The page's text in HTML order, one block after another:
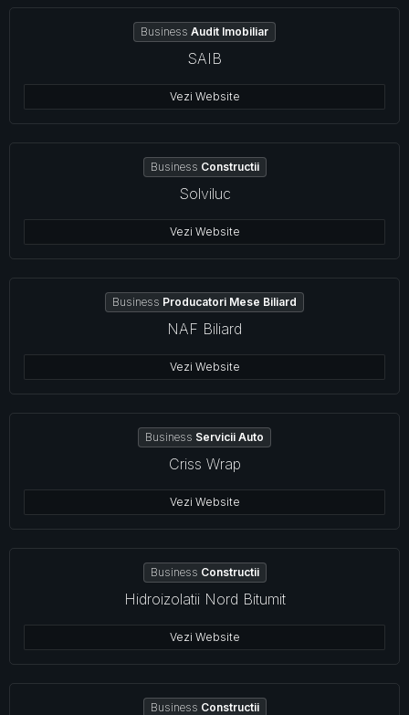
Business Audit Imobiliar
SAIB
Vezi Website
Business Constructii
Solviluc
Vezi Website
Business Producatori Mese Biliard
NAF Biliard
Vezi Website
Business Servicii Auto
Criss Wrap
Vezi Website
Business Constructii
Hidroizolatii Nord Bitumit
Vezi Website
Business Constructii